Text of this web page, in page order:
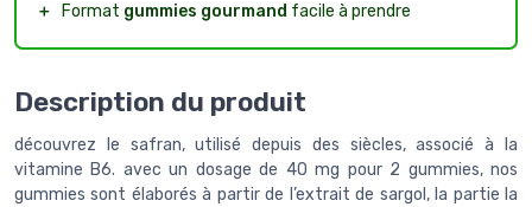
＋
Format gummies gourmand facile à prendre
Description du produit
découvrez le safran, utilisé depuis des siècles, associé à la
vitamine B6. avec un dosage de 40 mg pour 2 gummies, nos
gummies sont élaborés à partir de l’extrait de sargol, la partie la